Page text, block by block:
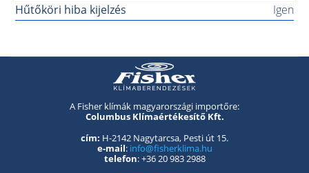
Hűtőköri hiba kijelzés
Igen
A Fisher klímák magyarországi importőre:
Columbus Klímaértékesítő Kft.
cím: H-2142 Nagytarcsa, Pesti út 15.
e-mail: info@fisherklima.hu
telefon: +36 20 983 2988